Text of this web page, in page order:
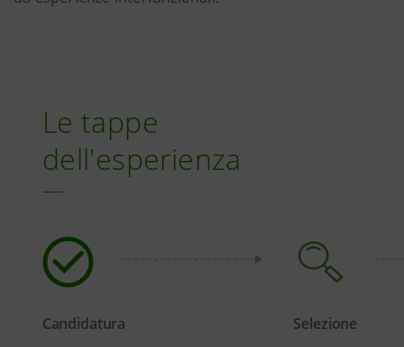
Le tappe
dell'esperienza
Candidatura Selezione